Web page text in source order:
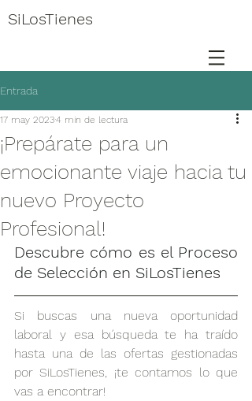
SiLosTienes
Entrada
¡Prepárate para un
emocionante viaje hacia tu
nuevo Proyecto
Profesional!
17 may 20234 min de lectura
Descubre cómo es el Proceso
de Selección en SiLosTienes
Si buscas una nueva oportunidad
laboral y esa búsqueda te ha traído
hasta una de las ofertas gestionadas
por SiLosTienes, ¡te contamos lo que
vas a encontrar!